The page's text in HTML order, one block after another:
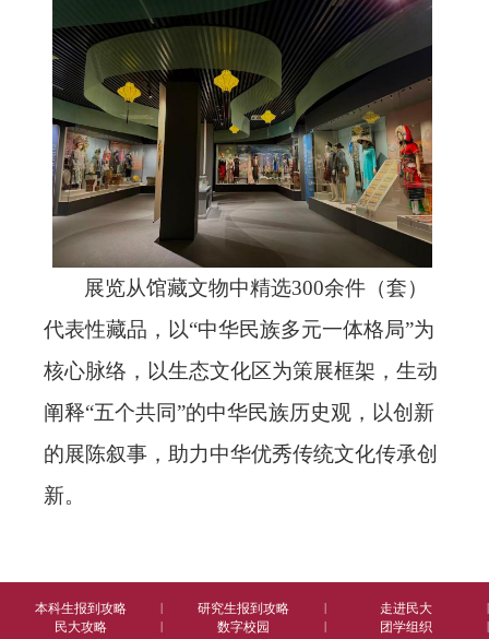
展览从馆藏文物中精选300余件（套）
代表性藏品，以“中华民族多元一体格局”为
核心脉络，以生态文化区为策展框架，生动
阐释“五个共同”的中华民族历史观， 以创新
的展陈叙事，助力中华优秀传统文化传承创
新。
本科生报到攻略 | 研究生报到攻略 | 走进民大 |
民大攻略 | 数字校园 | 团学组织 |